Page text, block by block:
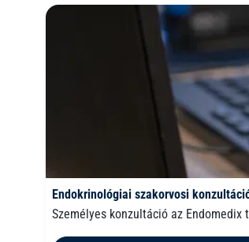
Endokrinológiai szakorvosi
Személyes konzultáció az